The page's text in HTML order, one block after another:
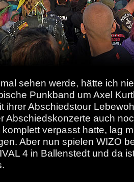
sehen werde, hätte ich
Punkband um Axel
ihrer Abschiedstour
Abschiedskonzerte auch
verpasst hatte, lag
Aber nun spielen WIZO
4 in Ballenstedt und da